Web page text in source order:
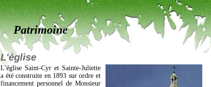
Patrimoine
L'église
L'église Saint-Cyr et Sainte-Juliette
a été construite en 1893 sur ordre et
financement personnel de Monsieur